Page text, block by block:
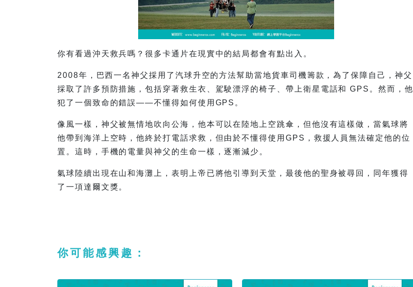
你有看過沖天救兵嗎？很多卡通片在現實中的結局都會有點出入。
2008年，巴西一名神父採用了汽球升空的方法幫助當地貨車司機籌款，為了保障自己，神父
採取了許多預防措施，包括穿著救生衣、駕駛漂浮的椅子、帶上衛星電話和 GPS。然而，他
犯了一個致命的錯誤——不懂得如何使用GPS。
像風一樣，神父被無情地吹向公海，他本可以在陸地上空跳傘，但他沒有這樣做，當氣球將
他帶到海洋上空時，他終於打電話求救，但由於不懂得使用GPS，救援人員無法確定他的位
置。這時，手機的電量與神父的生命一樣，逐漸減少。
氣球陸續出現在山和海灘上，表明上帝已將他引導到天堂，最後他的聖身被尋回，同年獲得
了一項達爾文獎。
你可能感興趣：